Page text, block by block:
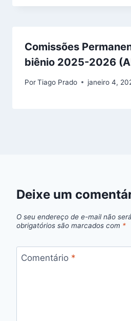
Comissões
biênio 2025-2026
PorTiago Prado janeiro 4,
Deixe um
O seu endereço de e-mail não
obrigatórios são marcados com *
Comentário *